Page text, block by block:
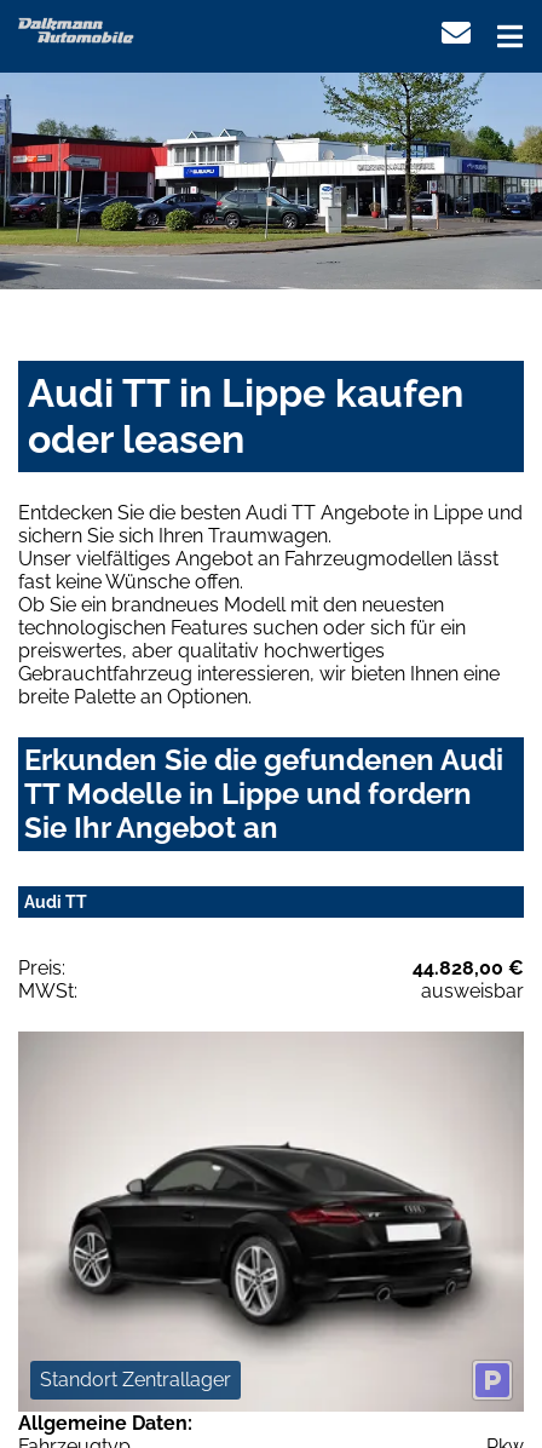
Audi TT in Lippe kaufen
oder leasen
Entdecken Sie die besten Audi TT Angebote in Lippe und
sichern Sie sich Ihren Traumwagen.
Unser vielfältiges Angebot an Fahrzeugmodellen lässt
fast keine Wünsche offen.
Ob Sie ein brandneues Modell mit den neuesten
technologischen Features suchen oder sich für ein
preiswertes, aber qualitativ hochwertiges
Gebrauchtfahrzeug interessieren, wir bieten Ihnen eine
breite Palette an Optionen.
Erkunden Sie die gefundenen Audi
TT Modelle in Lippe und fordern
Sie Ihr Angebot an
Audi TT
Preis:
44.828,00 €
MWSt:
ausweisbar
Standort Zentrallager
Allgemeine Daten: